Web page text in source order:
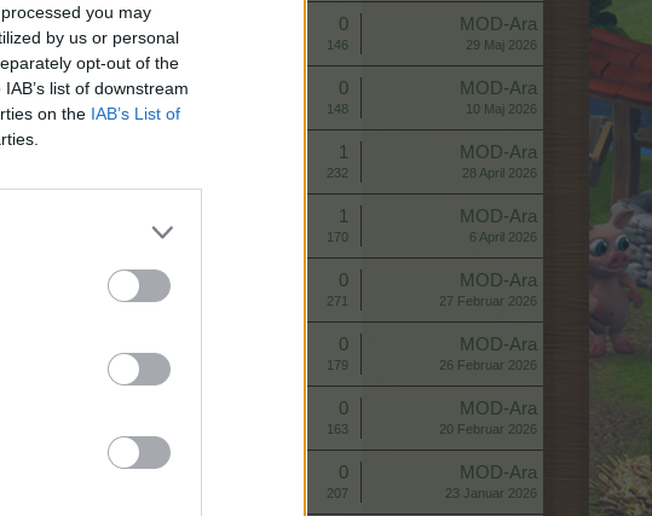
you may
by us or personal
opt-out of the
list of downstream
on the IAB’s List of
0
146
MOD-Ara
29 Maj 2026
0
148
MOD-Ara
10 Maj 2026
1
232
MOD-Ara
28 April 2026
1
170
MOD-Ara
6 April 2026
0
271
MOD-Ara
27 Februar 2026
0
179
MOD-Ara
26 Februar 2026
0
163
MOD-Ara
20 Februar 2026
0
207
MOD-Ara
23 Januar 2026